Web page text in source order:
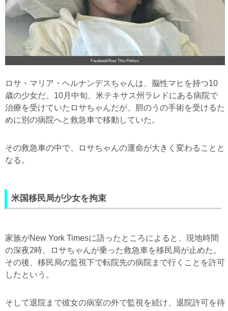
Facebook/Now This Politics
ロサ・マリア・ヘルナンデスちゃんは、脳性マヒを持つ10
歳の少女だ。 10月中旬、米テキサス州ラレドにある病院で
治療を受けていたロサちゃんだが、胆のうの手術を受けるた
めに別の病院へと救急車で移動していた。
その救急車の中で、ロサちゃんの運命が大きく変わることと
なる。
米国移民局が少女を拘束
家族がNew York Timesに語ったところによると、現地時間
の深夜2時、ロサちゃんが乗った救急車を移民局が止めた。
その後、移民局の監視下で転院先の病院まで行くことを許可
したという。
そして退院まで彼女の病室の外で監視を続け、退院許可を待